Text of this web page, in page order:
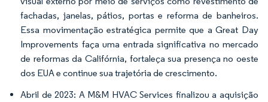
fachadas, janelas, pátios, portas e reforma de banheiros.
Essa movimentação estratégica permite que a Great Day
Improvements faça uma entrada significativa no mercado
de reformas da Califórnia, fortaleça sua presença no oeste
dos EUA e continue sua trajetória de crescimento.
Abril de 2023: A M&M HVAC Services finalizou a aquisição